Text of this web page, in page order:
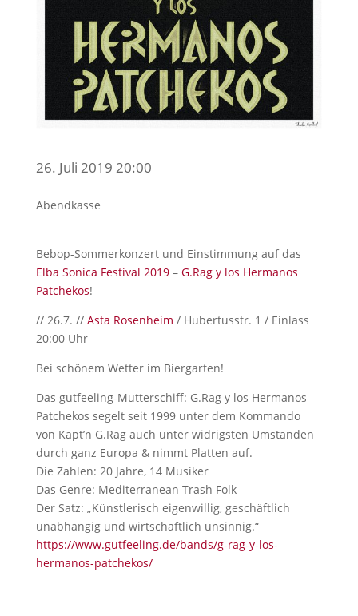
26. Juli 2019 20:00
Abendkasse
Bebop-Sommerkonzert und Einstimmung auf das
Elba Sonica Festival 2019– G.Rag y los Hermanos
Patchekos!
// 26.7. // Asta Rosenheim / Hubertusstr. 1 / Einlass
20:00 Uhr
Bei schönem Wetter im Biergarten!
Das gutfeeling-Mutterschiff: G.Rag y los Hermanos
Patchekos segelt seit 1999 unter dem Kommando
von Käpt’n G.Rag auch unter widrigsten Umständen
durch ganz Europa & nimmt Platten auf.
Die Zahlen: 20 Jahre, 14 Musiker
Das Genre: Mediterranean Trash Folk
Der Satz: „Künstlerisch eigenwillig, geschäftlich
unabhängig und wirtschaftlich unsinnig.“
https://www.gutfeeling.de/bands/g-rag-y-los-
hermanos-patchekos/